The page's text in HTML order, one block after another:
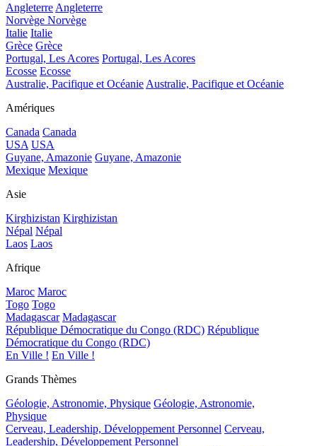
Angleterre Angleterre
Norvège Norvège
Italie Italie
Grèce Grèce
Portugal, Les Acores Portugal, Les Acores
Ecosse Ecosse
Australie, Pacifique et Océanie Australie, Pacifique et Océanie
Amériques
Canada Canada
USA USA
Guyane, Amazonie Guyane, Amazonie
Mexique Mexique
Asie
Kirghizistan Kirghizistan
Népal Népal
Laos Laos
Afrique
Maroc Maroc
Togo Togo
Madagascar Madagascar
République Démocratique du Congo (RDC) République
Démocratique du Congo (RDC)
En Ville ! En Ville !
Grands Thèmes
Géologie, Astronomie, Physique Géologie, Astronomie,
Physique
Cerveau, Leadership, Développement Personnel Cerveau,
Leadership, Développement Personnel